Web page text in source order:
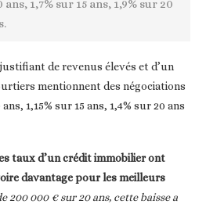
1,7% sur 15 ans, 1,9% sur 20
de revenus élevés et d’un
mentionnent des négociations
1,15% sur 15 ans, 1,4% sur 20 ans
taux d’un crédit immobilier ont
davantage pour les meilleurs
200 000 € sur 20 ans, cette baisse a